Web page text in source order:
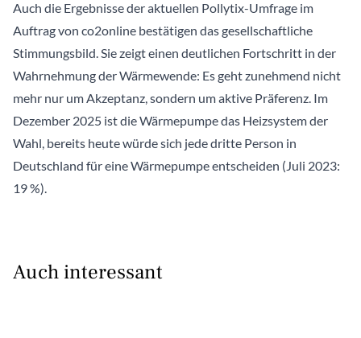
Auch die Ergebnisse der aktuellen Pollytix-Umfrage im
Auftrag von co2online bestätigen das gesellschaftliche
Stimmungsbild. Sie zeigt einen deutlichen Fortschritt in der
Wahrnehmung der Wärmewende: Es geht zunehmend nicht
mehr nur um Akzeptanz, sondern um aktive Präferenz. Im
Dezember 2025 ist die Wärmepumpe das Heizsystem der
Wahl, bereits heute würde sich jede dritte Person in
Deutschland für eine Wärmepumpe entscheiden (Juli 2023:
19 %).
Auch interessant